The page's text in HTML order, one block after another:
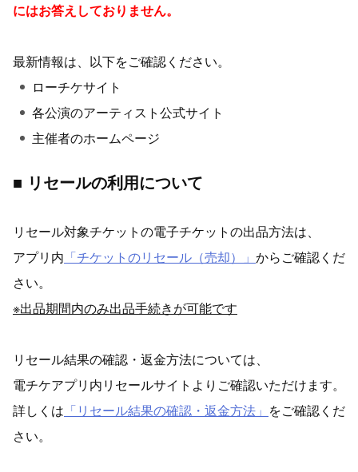
にはお答えしておりません。
最新情報は、以下をご確認ください。
ローチケサイト
各公演のアーティスト公式サイト
主催者のホームページ
■ リセールの利用について
リセール対象チケットの電子チケットの出品方法は、
アプリ内 「チケットのリセール（売却）」 からご確認くだ
さい。
※出品期間内のみ出品手続きが可能です
リセール結果の確認・返金方法については、
電チケアプリ内リセールサイトよりご確認いただけます。
詳しくは 「リセール結果の確認・返金方法」 をご確認くだ
さい。